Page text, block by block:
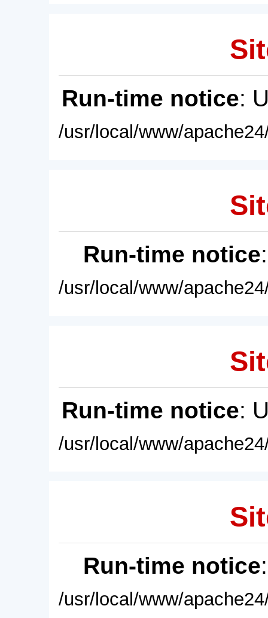
Run-time notice:
/usr/local/www/
Run-time notice
/usr/local/www/
Run-time notice:
/usr/local/www/
Run-time notice
/usr/local/www/